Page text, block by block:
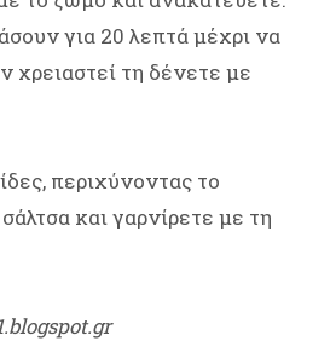
για 20 λεπτά μέχρι να
χρειαστεί τη δένετε με
περιχύνοντας το
και γαρνίρετε με τη